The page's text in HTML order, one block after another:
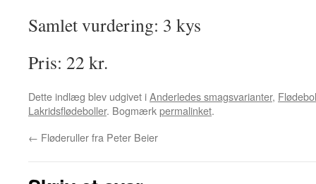
Samlet vurdering: 3 kys
Pris: 22 kr.
Dette indlæg blev udgivet iAnderledes smagsvarianter,
Lakridsflødeboller. Bogmærkpermalinket.
← Fløderuller fra Peter Beier